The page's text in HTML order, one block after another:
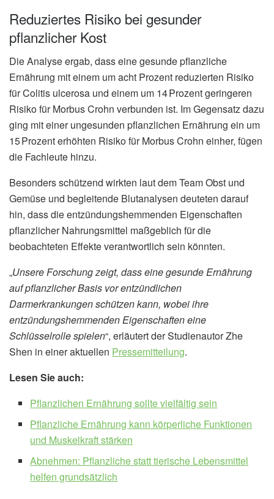
Reduziertes Risiko bei gesunder
pflanzlicher Kost
Die Analyse ergab, dass eine gesunde pflanzliche
Ernährung mit einem um acht Prozent reduzierten Risiko
für Colitis ulcerosa und einem um 14 Prozent geringeren
Risiko für Morbus Crohn verbunden ist. Im Gegensatz dazu
ging mit einer ungesunden pflanzlichen Ernährung ein um
15 Prozent erhöhten Risiko für Morbus Crohn einher, fügen
die Fachleute hinzu.
Besonders schützend wirkten laut dem Team Obst und
Gemüse und begleitende Blutanalysen deuteten darauf
hin, dass die entzündungshemmenden Eigenschaften
pflanzlicher Nahrungsmittel maßgeblich für die
beobachteten Effekte verantwortlich sein könnten.
„Unsere Forschung zeigt, dass eine gesunde Ernährung
auf pflanzlicher Basis vor entzündlichen
Darmerkrankungen schützen kann, wobei ihre
entzündungshemmenden Eigenschaften eine
Schlüsselrolle spielen“, erläutert der Studienautor Zhe
Shen in einer aktuellen Pressemitteilung.
Lesen Sie auch:
Pflanzlichen Ernährung sollte vielfältig sein
Pflanzliche Ernährung kann körperliche Funktionen
und Muskelkraft stärken
Abnehmen: Pflanzliche statt tierische Lebensmittel
helfen grundsätzlich